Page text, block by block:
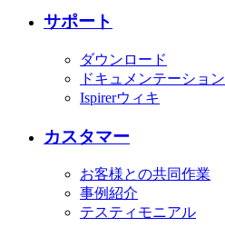
サポート
ダウンロード
ドキュメンテーション
Ispirerウィキ
カスタマー
お客様との共同作業
事例紹介
テスティモニアル